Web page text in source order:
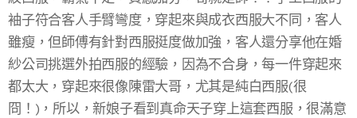
袖子符合客人手臂彎度，穿起來與成衣西服大不同，客人
雖瘦，但師傅有針對西服挺度做加強，客人還分享他在婚
紗公司挑選外拍西服的經驗，因為不合身，每一件穿起來
都太大，穿起來很像陳雷大哥，尤其是純白西服(很
冏！)，所以，新娘子看到真命天子穿上這套西服，很滿意